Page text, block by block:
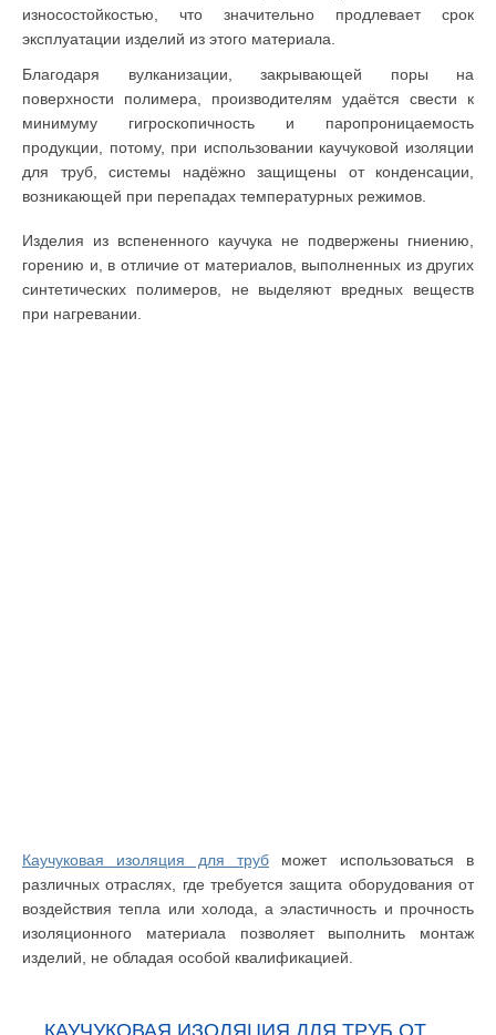
износостойкостью, что значительно продлевает срок
эксплуатации изделий из этого материала.
Благодаря вулканизации, закрывающей поры на
поверхности полимера, производителям удаётся свести к
минимуму гигроскопичность и паропроницаемость
продукции, потому, при использовании каучуковой изоляции
для труб, системы надёжно защищены от конденсации,
возникающей при перепадах температурных режимов.
Изделия из вспененного каучука не подвержены гниению,
горению и, в отличие от материалов, выполненных из других
синтетических полимеров, не выделяют вредных веществ
при нагревании.
Каучуковая изоляция для труб может использоваться в
различных отраслях, где требуется защита оборудования от
воздействия тепла или холода, а эластичность и прочность
изоляционного материала позволяет выполнить монтаж
изделий, не обладая особой квалификацией.
КАУЧУКОВАЯ ИЗОЛЯЦИЯ ДЛЯ ТРУБ ОТ